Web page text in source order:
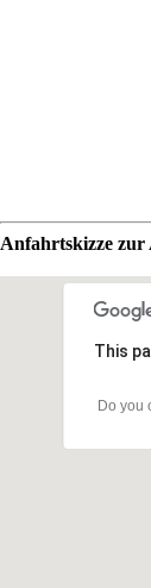
Anfahrtskizze zur
This
Do you